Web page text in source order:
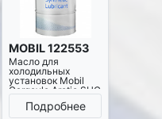
MOBIL 122553
Масло для
холодильных
установок Mobil
Gargoyle Arctic SHC
226E 208 л
Подробнее